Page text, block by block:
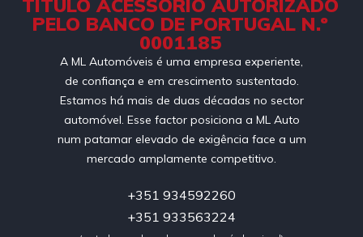
TÍTULO ACESSÓRIO AUTORIZADO
PELO BANCO DE PORTUGAL N.º
0001185
A ML Automóveis é uma empresa experiente,
de confiança e em crescimento sustentado.
Estamos há mais de duas décadas no sector
automóvel. Esse factor posiciona a ML Auto
num patamar elevado de exigência face a um
mercado amplamente competitivo.
+351 934592260
+351 933563224